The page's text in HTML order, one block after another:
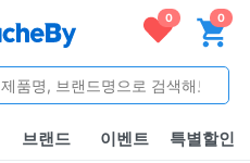
0 0
브랜드 이벤트 특별할인